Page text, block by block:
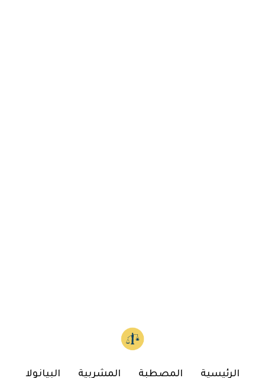
الرئيسية المصطبة المشربية البيانولا